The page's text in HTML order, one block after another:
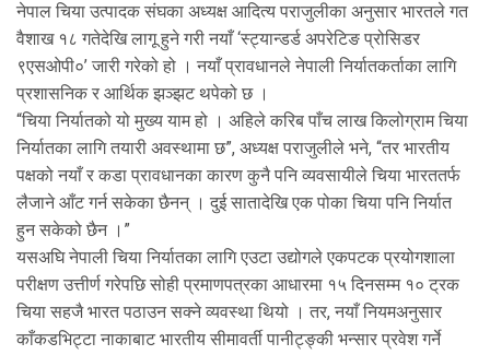
नेपाल चिया उत्पादक संघका अध्यक्ष आदित्य पराजुलीका अनुसार भारतले गत
वैशाख १८ गतेदेखि लागू हुने गरी नयाँ ‘स्ट्यान्डर्ड अपरेटिङ प्रोसिडर
९एसओपी०’ जारी गरेको हो । नयाँ प्रावधानले नेपाली निर्यातकर्ताका लागि
प्रशासनिक र आर्थिक झञ्झट थपेको छ ।
“चिया निर्यातको यो मुख्य याम हो । अहिले करिब पाँच लाख किलोग्राम चिया
निर्यातका लागि तयारी अवस्थामा छ”, अध्यक्ष पराजुलीले भने, “तर भारतीय
पक्षको नयाँ र कडा प्रावधानका कारण कुनै पनि व्यवसायीले चिया भारततर्फ
लैजाने आँट गर्न सकेका छैनन् । दुई सातादेखि एक पोका चिया पनि निर्यात
हुन सकेको छैन ।”
यसअघि नेपाली चिया निर्यातका लागि एउटा उद्योगले एकपटक प्रयोगशाला
परीक्षण उत्तीर्ण गरेपछि सोही प्रमाणपत्रका आधारमा १५ दिनसम्म १० ट्रक
चिया सहजै भारत पठाउन सक्ने व्यवस्था थियो । तर, नयाँ नियमअनुसार
काँकडभिट्टा नाकाबाट भारतीय सीमावर्ती पानीट्ङ्की भन्सार प्रवेश गर्ने